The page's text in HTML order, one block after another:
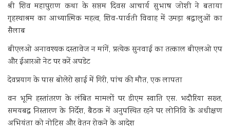
श्री शिव महापुराण कथा के सप्तम दिवस आचार्य सुभाष जोशी ने बताया
गृहस्थाश्रम का आध्यात्मिक महत्व, शिव-पार्वती विवाह में उमड़ा श्रद्धालुओं का
सैलाब
बीएलओ अनावश्यक दस्तावेज न मांगें, प्रत्येक सुनवाई का तत्काल बीएलओ एप
और ईआरओ नेट पर करें अपडेट
देवप्रयाग के पास बोलेरो खाई में गिरी, पांच की मौत, एक लापता
वन भूमि हस्तांतरण के लंबित मामलों पर डीएम स्वाति एस. भदौरिया सख्त,
समयबद्ध निस्तारण के निर्देश, बैठक में अनुपस्थित रहने पर लोनिवि के अधीक्षण
अभियंता को नोटिस और वेतन रोकने के आदेश